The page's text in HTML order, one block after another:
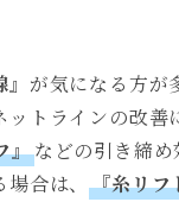
が気になる方が
トラインの改善
』などの引き締
場合は、『糸リフ